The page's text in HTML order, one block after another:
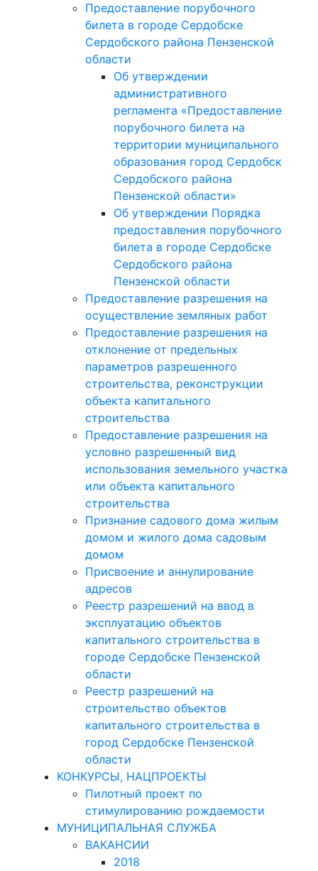
Предоставление порубочного
билета в городе Сердобске
Сердобского района Пензенской
области
Об утверждении
административного
регламента «Предоставление
порубочного билета на
территории муниципального
образования город Сердобск
Сердобского района
Пензенской области»
Об утверждении Порядка
предоставления порубочного
билета в городе Сердобске
Сердобского района
Пензенской области
Предоставление разрешения на
осуществление земляных работ
Предоставление разрешения на
отклонение от предельных
параметров разрешенного
строительства, реконструкции
объекта капитального
строительства
Предоставление разрешения на
условно разрешенный вид
использования земельного участка
или объекта капитального
строительства
Признание садового дома жилым
домом и жилого дома садовым
домом
Присвоение и аннулирование
адресов
Реестр разрешений на ввод в
эксплуатацию объектов
капитального строительства в
городе Сердобске Пензенской
области
Реестр разрешений на
строительство объектов
капитального строительства в
город Сердобске Пензенской
области
КОНКУРСЫ, НАЦПРОЕКТЫ
Пилотный проект по
стимулированию рождаемости
МУНИЦИПАЛЬНАЯ СЛУЖБА
ВАКАНСИИ
2018